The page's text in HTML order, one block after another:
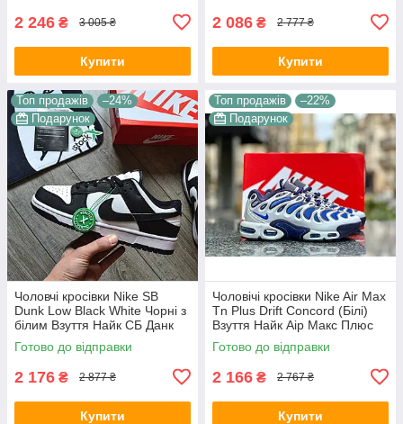
2 246 ₴ 3 005 ₴
Купити
2 086 ₴ 2 777 ₴
Купити
Топ продажів
–24%
Подарунок
Чоловчі кросівки Nike SB
Dunk Low Black White Чорні з
білим Взуття Найк СБ Данк
Лоу текстиль шкіра демісезон
Готово до відправки
2 176 ₴ 2 877 ₴
Купити
Топ продажів
–22%
Подарунок
Чоловічі кросівки Nike Air Max
Tn Plus Drift Concord (Білі)
Взуття Найк Аір Макс Плюс
текстиль шкіра демісезон
Готово до відправки
2 166 ₴ 2 767 ₴
Купити